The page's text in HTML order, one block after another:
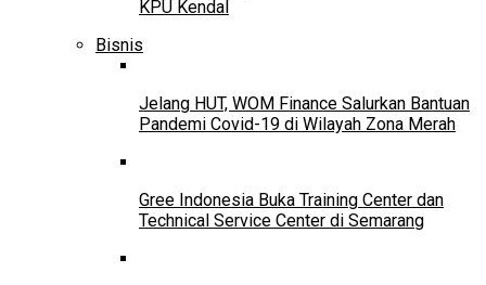
KPU Kendal
Bisnis
Jelang HUT, WOM Finance Salurkan Bantuan
Pandemi Covid-19 di Wilayah Zona Merah
Gree Indonesia Buka Training Center dan
Technical Service Center di Semarang